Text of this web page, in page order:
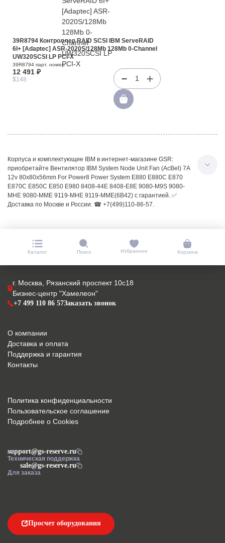
39R8794 Контроллер RAID SCSI IBM ServeRAID
6I+ [Adaptec] ASR-2020S/128Mb 128Mb 0-Channel
UW320SCSI LP PCI-X
39R8794 парт. номер
12 491 ₽
$148 1
Корпуса и комплектующие IBM в интернет-магазине GSR:
приобретайте Вентилятор IBM System Node Unit Fan (AcBel) 7A
12v 80x80x56mm For Power8 Power System E880 E880C E870
E870C E850C E850 E980 8408-44E 8408-E8E 9080-M9S 9080-
MHE 9080-MME 9119-MHE 9119-MME(6B42) с гарантией. ✅
Доставка по Москве и России. ☎ +7(499)110-86-57.
Каталог Поиск Избранное Корзина
г. Москва, Рязанский проспект 10с18
Бизнес-центр "Хамелеон"
+7 499 110 86 57Заказать звонок
support@gs-reserve.ru
Техническая поддержка
sale@gs-reserve.ru
Для заказа
О компании
Доставка и оплата
Поддержка и гарантия
Контакты
Просчет оборудования
Политика конфиденциальности
Пользовательское соглашение
Подробнее о Cookies